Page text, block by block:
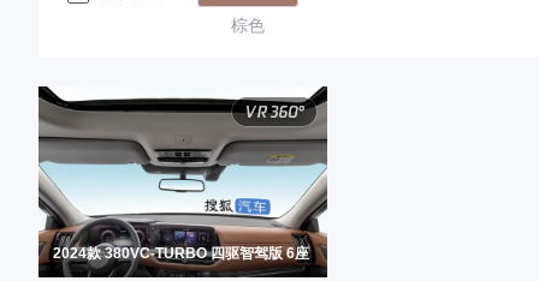
棕色
2024款 380VC-TURBO 四驱智驾版 6座